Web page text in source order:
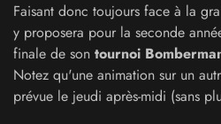
Faisant donc toujours face à la
y proposera pour la seconde
finale de son tournoi
Notez qu'une animation sur un
prévue le jeudi après-midi (sans